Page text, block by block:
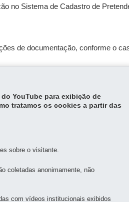
no Sistema de Cadastro de
de documentação, conforme o
Voltar
OUVIDORIA
YouTube para exibição de
tratamos os cookies a partir das
sobre o visitante.
coletadas anonimamente, não
com vídeos institucionais exibidos